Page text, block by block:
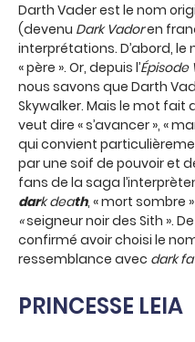
Darth Vader est le nom
(devenu Dark Vadoren
interprétations. D’abord, le
« père ». Or, depuis l’Épisode
nous savons que Darth
Skywalker. Mais le mot fait
veut dire « s’avancer », «
qui convient
par une soif de pouvoir et
fans de la saga
dark death, « mort sombre
«seigneur noir des Sith ».
confirmé avoir choisi le
ressemblance avec dark
PRINCESSE LEIA